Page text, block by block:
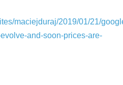
maciejduraj/2019/01/21/
and-soon-prices-are-